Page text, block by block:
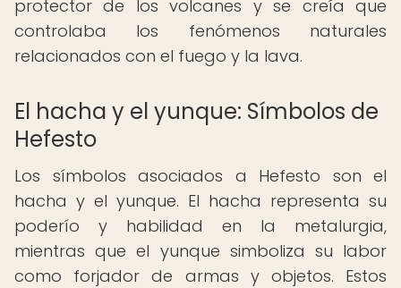
protector de los volcanes y se creía que
controlaba los fenómenos naturales
relacionados con el fuego y la lava.
El hacha y el yunque: Símbolos de
Hefesto
Los símbolos asociados a Hefesto son el
hacha y el yunque. El hacha representa su
poderío y habilidad en la metalurgia,
mientras que el yunque simboliza su labor
como forjador de armas y objetos. Estos